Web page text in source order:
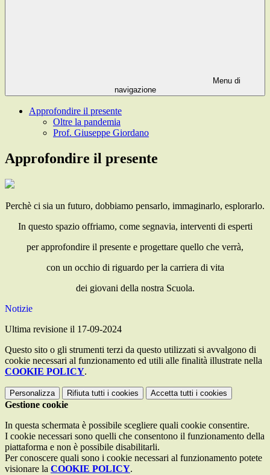
Menu di
navigazione
Approfondire il presente
Oltre la pandemia
Prof. Giuseppe Giordano
Approfondire il presente
Perchè ci sia un futuro, dobbiamo pensarlo, immaginarlo, esplorarlo.
In questo spazio offriamo, come segnavia, interventi di esperti
per approfondire il presente e progettare quello che verrà,
con un occhio di riguardo per la carriera di vita
dei giovani della nostra Scuola.
Notizie
Ultima revisione il 17-09-2024
Questo sito o gli strumenti terzi da questo utilizzati si avvalgono di
cookie necessari al funzionamento ed utili alle finalità illustrate nella
COOKIE POLICY.
Personalizza Rifiuta tutti i cookies Accetta tutti i cookies
Gestione cookie
In questa schermata è possibile scegliere quali cookie consentire.
I cookie necessari sono quelli che consentono il funzionamento della
piattaforma e non è possibile disabilitarli.
Per conoscere quali sono i cookie necessari al funzionamento potete
visionare la COOKIE POLICY.